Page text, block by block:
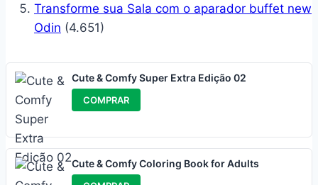
Transforme sua Sala com o aparador buffet new
Odin (4.651)
Cute & Comfy Super Extra Edição 02
COMPRAR
Cute & Comfy Coloring Book for Adults